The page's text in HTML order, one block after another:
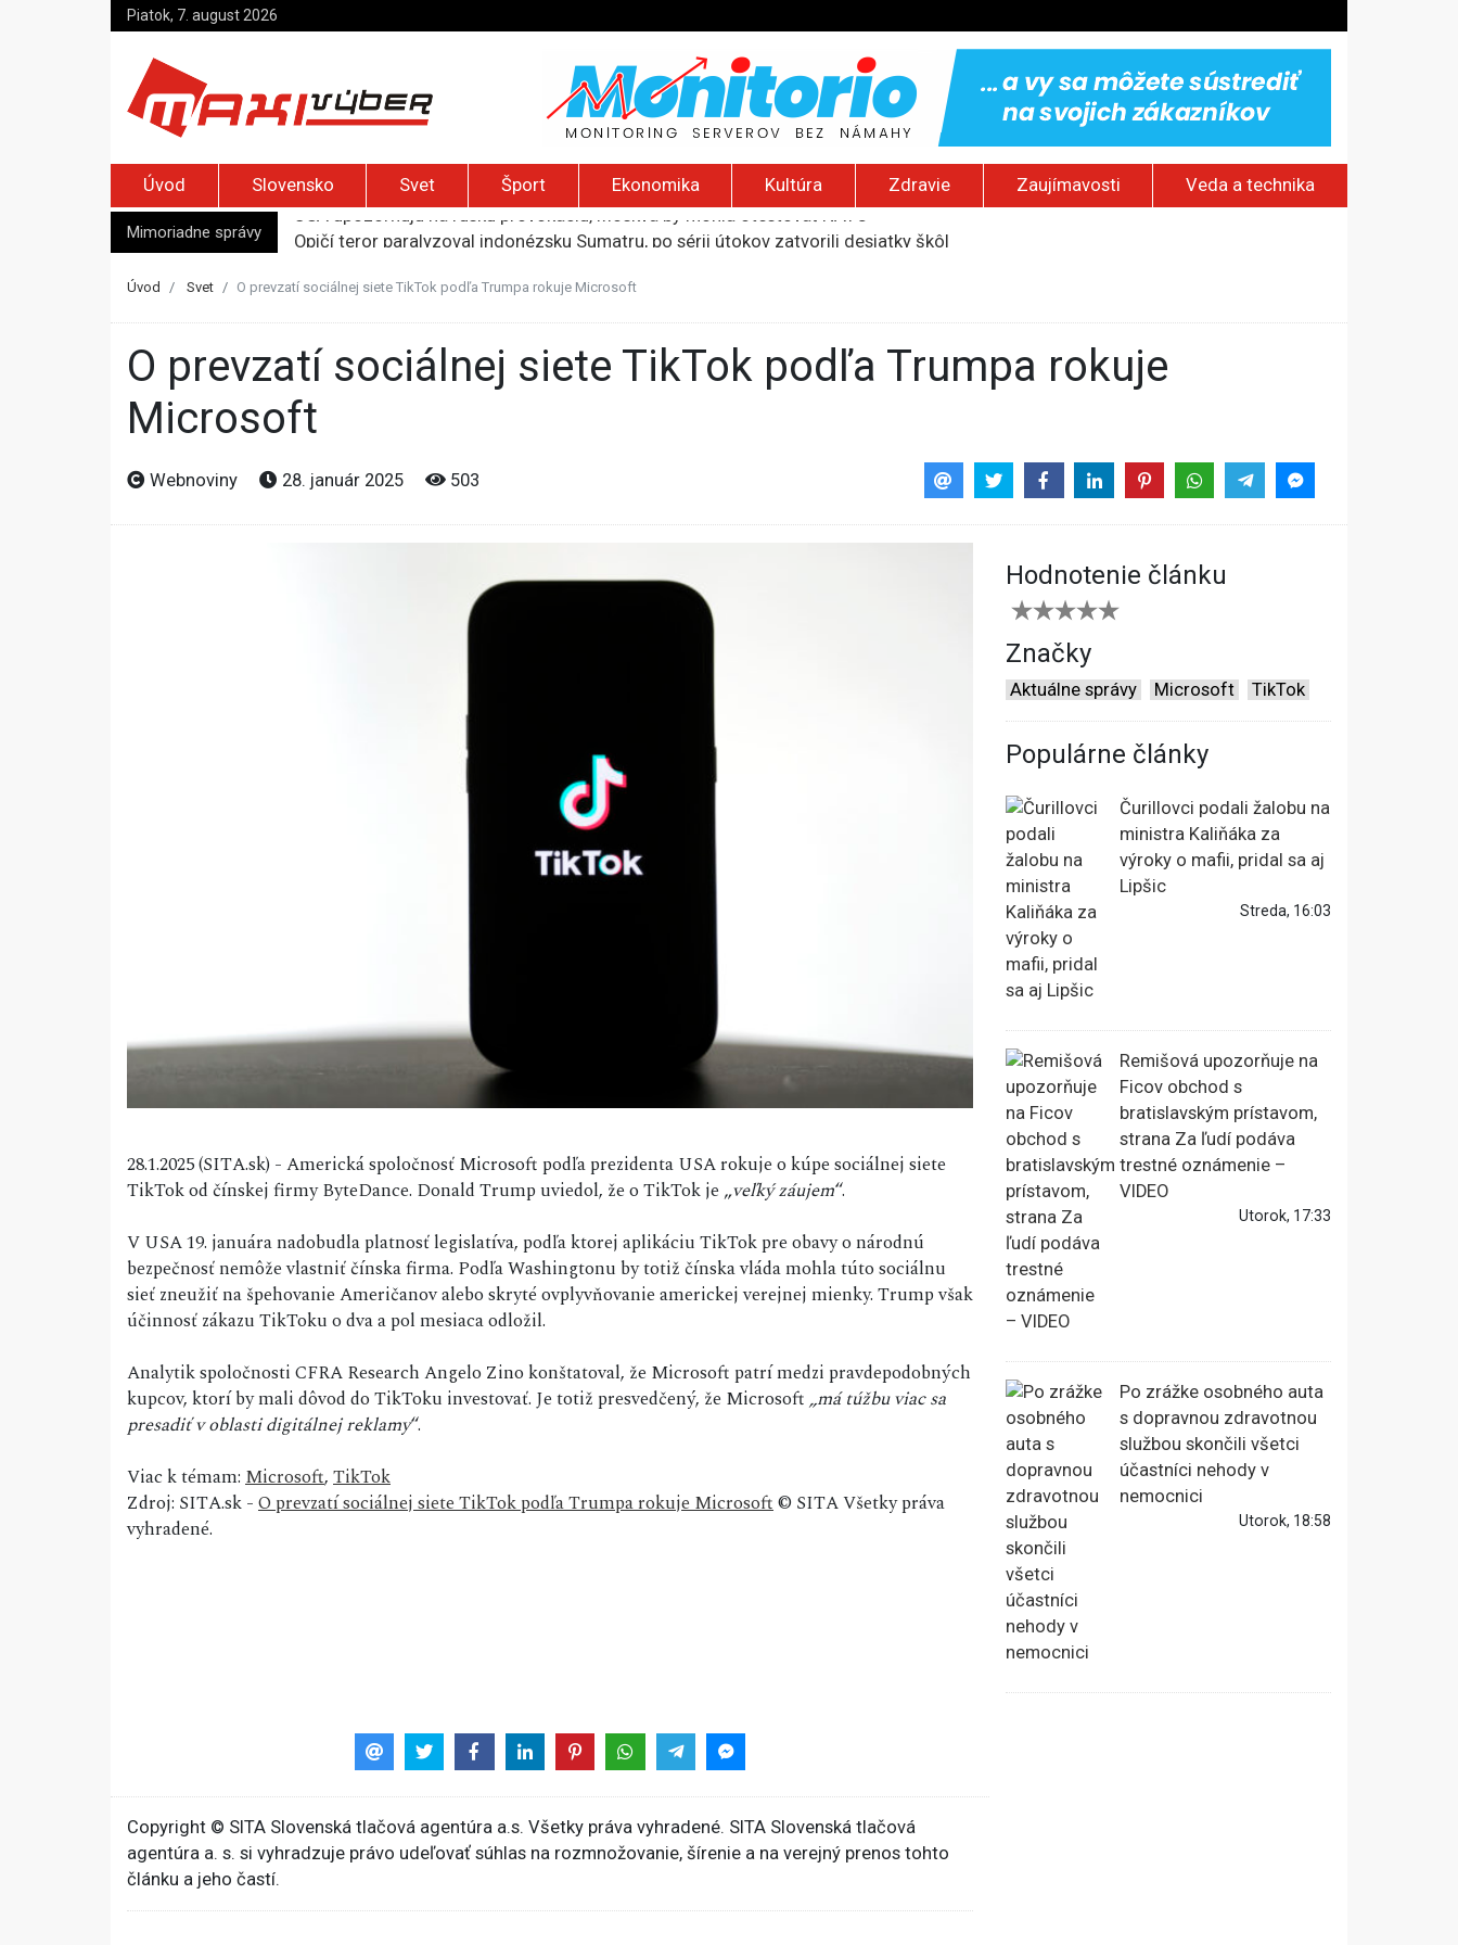
Piatok, 7. august 2026
Úvod Slovensko Svet Šport Ekonomika Kultúra Zdravie Zaujímavosti Veda a technika
Mimoriadne správy
Opičí teror paralyzoval indonézsku Sumatru, po sérii útokov zatvorili desiatky škôl
Ukrajinské drony zasiahli logistické centrum spoločnosti Wildberries pri ruskom Jekaterinburgu
Úvod Svet O prevzatí sociálnej siete TikTok podľa Trumpa rokuje Microsoft
O prevzatí sociálnej siete TikTok podľa Trumpa rokuje
Microsoft
Webnoviny 28. január 2025 503
28.1.2025 (SITA.sk) - Americká spoločnosť Microsoft podľa prezidenta USA rokuje o kúpe sociálnej siete
TikTok od čínskej firmy ByteDance. Donald Trump uviedol, že o TikTok je „veľký záujem“.
V USA 19. januára nadobudla platnosť legislatíva, podľa ktorej aplikáciu TikTok pre obavy o národnú
bezpečnosť nemôže vlastniť čínska firma. Podľa Washingtonu by totiž čínska vláda mohla túto sociálnu
sieť zneužiť na špehovanie Američanov alebo skryté ovplyvňovanie americkej verejnej mienky. Trump však
účinnosť zákazu TikToku o dva a pol mesiaca odložil.
Analytik spoločnosti CFRA Research Angelo Zino konštatoval, že Microsoft patrí medzi pravdepodobných
kupcov, ktorí by mali dôvod do TikToku investovať. Je totiž presvedčený, že Microsoft„má túžbu viac sa
presadiť v oblasti digitálnej reklamy“.
Viac k témam:Microsoft,TikTok
Zdroj: SITA.sk -O prevzatí sociálnej siete TikTok podľa Trumpa rokuje Microsoft© SITA Všetky práva
vyhradené.
Hodnotenie článku
Značky
Aktuálne správy Microsoft TikTok
Populárne články
Čurillovci podali žalobu na
ministra Kaliňáka za
výroky o mafii, pridal sa aj
Lipšic
Streda, 16:03
Remišová upozorňuje na
Ficov obchod s
bratislavským prístavom,
strana Za ľudí podáva
trestné oznámenie –
VIDEO
Utorok, 17:33
Po zrážke osobného auta
s dopravnou zdravotnou
službou skončili všetci
účastníci nehody v
nemocnici
Utorok, 18:58
Copyright © SITA Slovenská tlačová agentúra a.s. Všetky práva vyhradené. SITA Slovenská tlačová
agentúra a. s. si vyhradzuje právo udeľovať súhlas na rozmnožovanie, šírenie a na verejný prenos tohto
článku a jeho častí.